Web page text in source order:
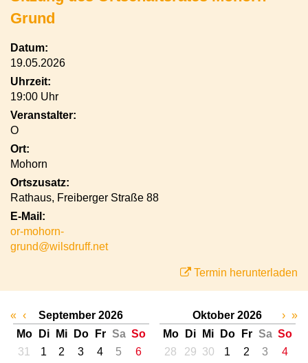
Grund
Datum:
19.05.2026
Uhrzeit:
19:00 Uhr
Veranstalter:
O
Ort:
Mohorn
Ortszusatz:
Rathaus, Freiberger Straße 88
E-Mail:
or-mohorn-
grund@wilsdruff.net
Termin herunterladen
« ‹
September 2026
Mo
Di Mi Do Fr Sa So
31
1 2 3 4 5
6
Oktober 2026
Mo
Di Mi Do Fr Sa So
28
29 30 1 2 3
4
› »